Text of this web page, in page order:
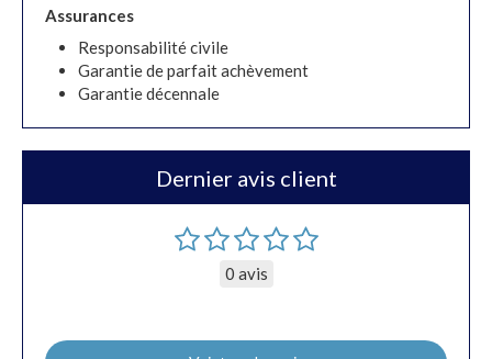
Assurances
Responsabilité civile
Garantie de parfait achèvement
Garantie décennale
Dernier avis client
0 avis